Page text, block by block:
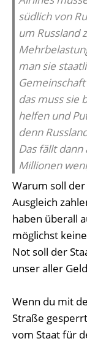
südlich von
um Russland
man sie
das muss sie
helfen und
denn
Das fällt
Millionen
Warum soll
Ausgleich
haben überall
möglichst
Not soll der
unser aller
Wenn du mit
Straße
vom Staat für